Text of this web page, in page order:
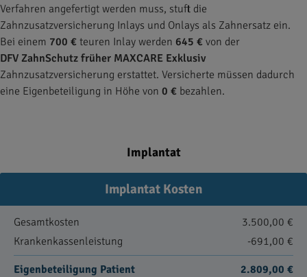
Verfahren angefertigt werden muss, stuft die
Zahnzusatzversicherung Inlays und Onlays als Zahnersatz ein.
Bei einem 700 € teuren Inlay werden 645 € von der
DFV ZahnSchutz früher MAXCARE Exklusiv
Zahnzusatzversicherung erstattet. Versicherte müssen dadurch
eine Eigenbeteiligung in Höhe von 0 € bezahlen.
Implantat
Implantat Kosten
Gesamtkosten
3.500,00 €
Krankenkassenleistung
-691,00 €
Eigenbeteiligung Patient 2.809,00 €